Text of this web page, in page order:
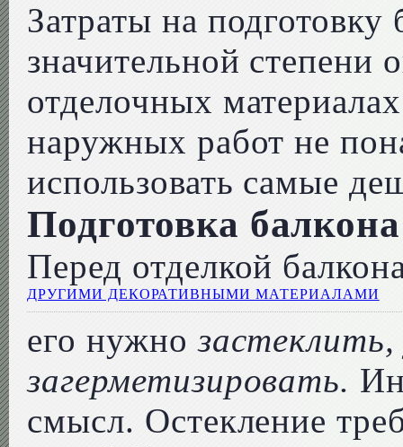
Затраты на подготовку
значительной степени
отделочных
наружных работ не
использовать самые
Подготовка
Перед отделкой
ДРУГИМИ ДЕКОРАТИВНЫМИ МАТЕРИАЛАМИ
его нужно
загерметизировать.
смысл. Остекление